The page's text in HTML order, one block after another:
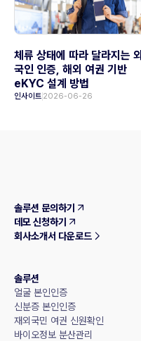
체류 상태에 따라 달라지는 외
국인 인증, 해외 여권 기반
eKYC 설계 방법
인사이트 2026-06-26
솔루션 문의하기
데모 신청하기
회사소개서 다운로드
솔루션
얼굴 본인인증
신분증 본인인증
재외국민 여권 신원확인
바이오정보 분산관리